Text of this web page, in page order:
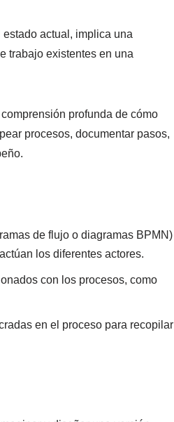
actual, implica una
trabajo existentes en una
profunda de cómo
procesos, documentar pasos,
de flujo o diagramas BPMN)
los diferentes actores.
con los procesos, como
en el proceso para recopilar